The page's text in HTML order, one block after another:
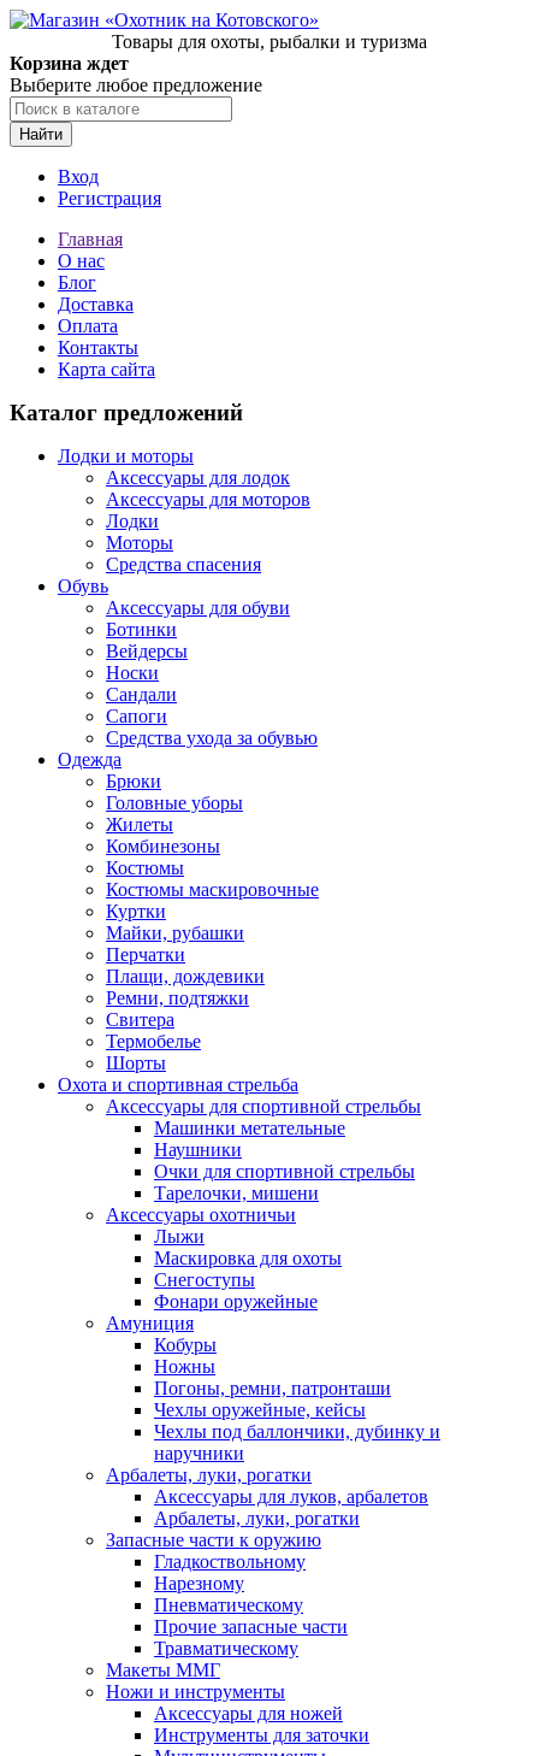
Товары для охоты, рыбалки и туризма
Корзина ждет
Выберите любое предложение
Найти
Вход
Регистрация
Главная
О нас
Блог
Доставка
Оплата
Контакты
Карта сайта
Каталог предложений
Лодки и моторы
Аксессуары для лодок
Аксессуары для моторов
Лодки
Моторы
Средства спасения
Обувь
Аксессуары для обуви
Ботинки
Вейдерсы
Носки
Сандали
Сапоги
Средства ухода за обувью
Одежда
Брюки
Головные уборы
Жилеты
Комбинезоны
Костюмы
Костюмы маскировочные
Куртки
Майки, рубашки
Перчатки
Плащи, дождевики
Ремни, подтяжки
Свитера
Термобелье
Шорты
Охота и спортивная стрельба
Аксессуары для спортивной стрельбы
Машинки метательные
Наушники
Очки для спортивной стрельбы
Тарелочки, мишени
Аксессуары охотничьи
Лыжи
Маскировка для охоты
Снегоступы
Фонари оружейные
Амуниция
Кобуры
Ножны
Погоны, ремни, патронташи
Чехлы оружейные, кейсы
Чехлы под баллончики, дубинку и
наручники
Арбалеты, луки, рогатки
Аксессуары для луков, арбалетов
Арбалеты, луки, рогатки
Запасные части к оружию
Гладкоствольному
Нарезному
Пневматическому
Прочие запасные части
Травматическому
Макеты ММГ
Ножи и инструменты
Аксессуары для ножей
Инструменты для заточки